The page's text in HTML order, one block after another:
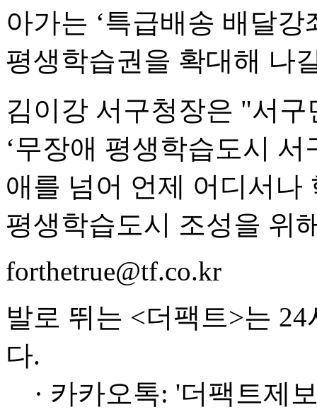
아가는 ‘특급배송 배달
평생학습권을 확대해 나
김이강 서구청장은 "서
‘무장애 평생학습도시
애를 넘어 언제 어디서나
평생학습도시 조성을 위
forthetrue@tf.co.kr
발로 뛰는 <더팩트>는
다.
· 카카오톡: '더팩트제